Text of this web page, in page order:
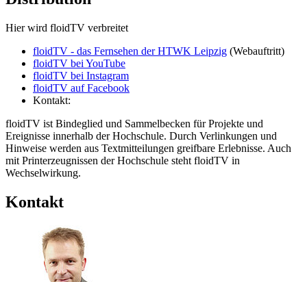
Hier wird floidTV verbreitet
floidTV - das Fernsehen der HTWK Leipzig (Webauftritt)
floidTV bei YouTube
floidTV bei Instagram
floidTV auf Facebook
Kontakt:
floidTV ist Bindeglied und Sammelbecken für Projekte und
Ereignisse innerhalb der Hochschule. Durch Verlinkungen und
Hinweise werden aus Textmitteilungen greifbare Erlebnisse. Auch
mit Printerzeugnissen der Hochschule steht floidTV in
Wechselwirkung.
Kontakt